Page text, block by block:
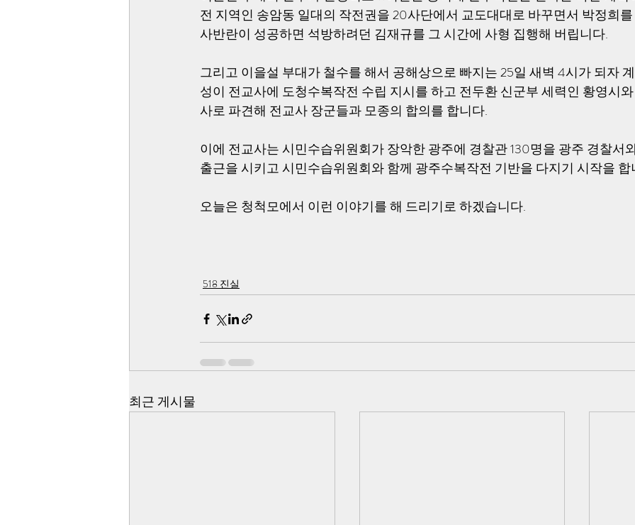
전 지역인 송암동 일대의 작전권을 20사단에서 교도대대로 바꾸면서 박정희
사반란이 성공하면 석방하려던 김재규를 그 시간에 사형 집행해 버립니다.
그리고 이을설 부대가 철수를 해서 공해상으로 빠지는 25일 새벽 4시가 되자
성이 전교사에 도청수복작전 수립 지시를 하고 전두환 신군부 세력인 황영시
사로 파견해 전교사 장군들과 모종의 합의를 합니다.
이에 전교사는 시민수습위원회가 장악한 광주에 경찰관 130명을 광주 경찰서
출근을 시키고 시민수습위원회와 함께 광주수복작전 기반을 다지기 시작을
오늘은 청척모에서 이런 이야기를 해 드리기로 하겠습니다.
518 진실
최근 게시물